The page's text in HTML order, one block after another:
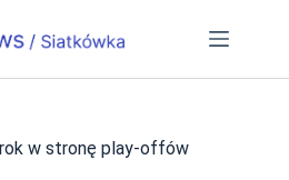
w stronę play-offów